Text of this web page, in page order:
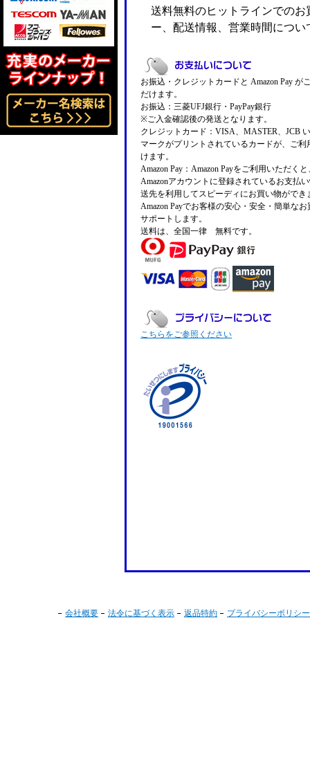
送料無料のヒットラインでの
ー、配送情報、営業時間につ
お振込・クレジットカードと Amazon Pay が
だけます。
お振込：三菱UFJ銀行・PayPay銀行
※ご入金確認後の発送となります。
クレジットカード：VISA、MASTER、JCB
マークがプリントされているカードが、ご利
けます。
Amazon Pay：Amazon Payをご利用いただく
Amazonアカウントに登録されているお支払
送先を利用してスピーディにお買い物ができ
Amazon Payでお客様の安心・安全・簡単な
サポートします。
送料は、全国一律 無料です。
こちらをご参照ください
会社概要 法令に基づく表示 返品特約 プライバシーポリシー